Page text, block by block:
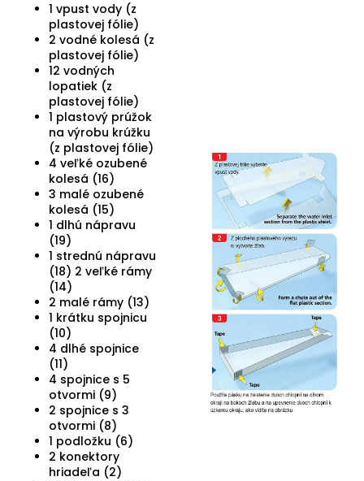
1 vpust vody (z
plastovej fólie)
2 vodné kolesá (z
plastovej fólie)
12 vodných
lopatiek (z
plastovej fólie)
1 plastový prúžok
na výrobu krúžku
(z plastovej fólie)
4 veľké ozubené
kolesá (16)
3 malé ozubené
kolesá (15)
1 dlhú nápravu
(19)
1 strednú nápravu
(18) 2 veľké rámy
(14)
2 malé rámy (13)
1 krátku spojnicu
(10)
4 dlhé spojnice
(11)
4 spojnice s 5
otvormi (9)
2 spojnice s 3
otvormi (8)
1 podložku (6)
2 konektory
hriadeľa (2)